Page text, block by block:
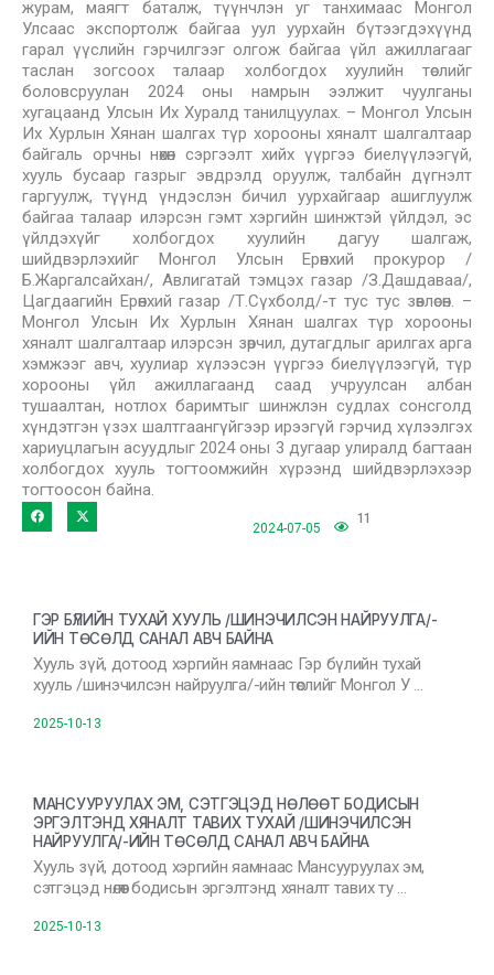
журам, маягт баталж, түүнчлэн уг танхимаас Монгол
Улсаас экспортолж байгаа уул уурхайн бүтээгдэхүүнд
гарал үүслийн гэрчилгээг олгож байгаа үйл ажиллагааг
таслан зогсоох талаар холбогдох хуулийн төслийг
боловсруулан 2024 оны намрын ээлжит чуулганы
хугацаанд Улсын Их Хуралд танилцуулах. – Монгол Улсын
Их Хурлын Хянан шалгах түр хорооны хяналт шалгалтаар
байгаль орчны нөхөн сэргээлт хийх үүргээ биелүүлээгүй,
хууль бусаар газрыг эвдрэлд оруулж, талбайн дүгнэлт
гаргуулж, түүнд үндэслэн бичил уурхайгаар ашиглуулж
байгаа талаар илэрсэн гэмт хэргийн шинжтэй үйлдэл, эс
үйлдэхүйг холбогдох хуулийн дагуу шалгаж,
шийдвэрлэхийг Монгол Улсын Ерөнхий прокурор /
Б.Жаргалсайхан/, Авлигатай тэмцэх газар /З.Дашдаваа/,
Цагдаагийн Ерөнхий газар /Т.Сүхболд/-т тус тус зөвлөсөн. –
Монгол Улсын Их Хурлын Хянан шалгах түр хорооны
хяналт шалгалтаар илэрсэн зөрчил, дутагдлыг арилгах арга
хэмжээг авч, хуулиар хүлээсэн үүргээ биелүүлээгүй, түр
хорооны үйл ажиллагаанд саад учруулсан албан
тушаалтан, нотлох баримтыг шинжлэн судлах сонсголд
хүндэтгэн үзэх шалтгаангүйгээр ирээгүй гэрчид хүлээлгэх
хариуцлагын асуудлыг 2024 оны 3 дугаар улиралд багтаан
холбогдох хууль тогтоомжийн хүрээнд шийдвэрлэхээр
тогтоосон байна.
2024-07-05
11
ГЭР БҮЛИЙН ТУХАЙ ХУУЛЬ /ШИНЭЧИЛСЭН НАЙРУУЛГА/-
ИЙН ТӨСӨЛД САНАЛ АВЧ БАЙНА
Хууль зүй, дотоод хэргийн яамнаас Гэр бүлийн тухай
хууль /шинэчилсэн найруулга/-ийн төслийг Монгол У …
2025-10-13
МАНСУУРУУЛАХ ЭМ, СЭТГЭЦЭД НӨЛӨӨТ БОДИСЫН
ЭРГЭЛТЭНД ХЯНАЛТ ТАВИХ ТУХАЙ /ШИНЭЧИЛСЭН
НАЙРУУЛГА/-ИЙН ТӨСӨЛД САНАЛ АВЧ БАЙНА
Хууль зүй, дотоод хэргийн яамнаас Мансууруулах эм,
сэтгэцэд нөлөөт бодисын эргэлтэнд хяналт тавих ту …
2025-10-13